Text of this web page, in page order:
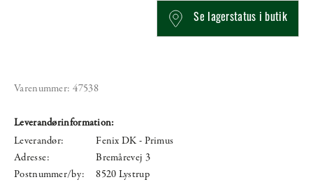
Se lagerstatus i butik
Varenummer: 47538
Leverandørinformation:
Leverandør:
Fenix DK - Primus
Adresse:
Bremårevej 3
Postnummer/by:
8520 Lystrup